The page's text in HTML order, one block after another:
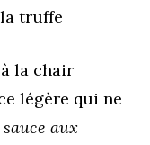
truffe
la chair
légère qui ne
sauce aux